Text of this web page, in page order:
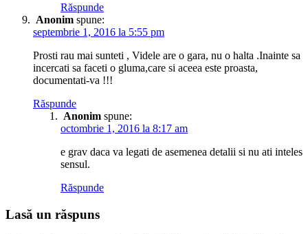
Răspunde
Anonim spune:
septembrie 1, 2016 la 5:55 pm
Prosti rau mai sunteti , Videle are o gara, nu o halta .Inainte sa
incercati sa faceti o gluma,care si aceea este proasta,
documentati-va !!!
Răspunde
Anonim spune:
octombrie 1, 2016 la 8:17 am
e grav daca va legati de asemenea detalii si nu ati inteles
sensul.
Răspunde
Lasă un răspuns